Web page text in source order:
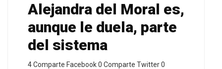
Alejandra del Moral es,
aunque le duela, parte
del sistema
4 Comparte Facebook 0 Comparte Twitter 0